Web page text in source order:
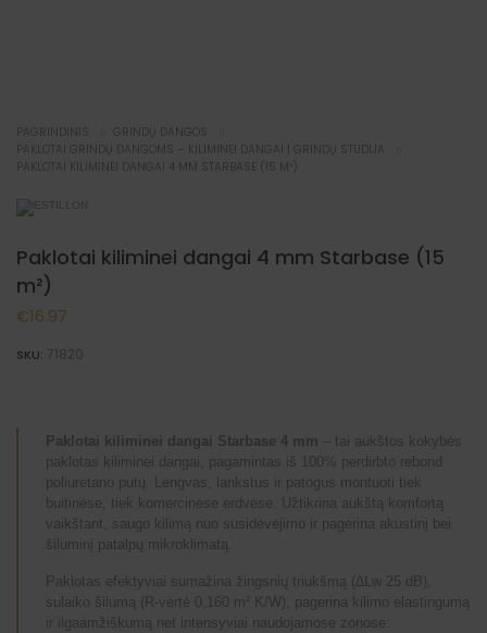
PAGRINDINIS
GRINDŲ DANGOS
PAKLOTAI GRINDŲ DANGOMS – KILIMINEI DANGAI | GRINDŲ STUDIJA
PAKLOTAI KILIMINEI DANGAI 4 MM STARBASE (15 M²)
Paklotai kiliminei dangai 4 mm Starbase (15
m²)
€16.97
SKU: 71820
Paklotai kiliminei dangai Starbase 4 mm
– tai aukštos kokybės
paklotas kiliminei dangai, pagamintas iš 100% perdirbto rebond
poliuretano putų. Lengvas, lankstus ir patogus montuoti tiek
buitinėse, tiek komercinėse erdvėse. Užtikrina aukštą komfortą
vaikštant, saugo kilimą nuo susidėvėjimo ir pagerina akustinį bei
šiluminį patalpų mikroklimatą.
Paklotas efektyviai sumažina žingsnių triukšmą (∆Lw 25 dB),
sulaiko šilumą (R-vertė 0,160 m² K/W), pagerina kilimo elastingumą
ir ilgaamžiškumą net intensyviai naudojamose zonose: